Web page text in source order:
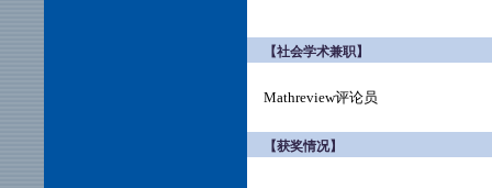
【社会学术兼职】
Mathreview评论员
【获奖情况】